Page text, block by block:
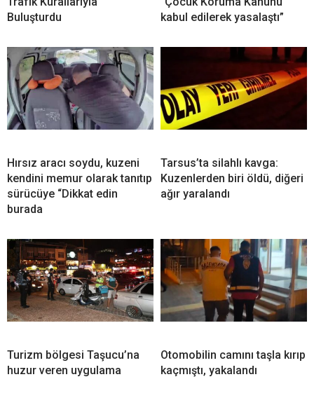
Buluşturdu
kabul edilerek yasalaştı”
Hırsız aracı soydu, kuzeni
kendini memur olarak tanıtıp
sürücüye “Dikkat edin
burada
Tarsus’ta silahlı kavga:
Kuzenlerden biri öldü, diğeri
ağır yaralandı
Turizm bölgesi Taşucu’na
huzur veren uygulama
Otomobilin camını taşla kırıp
kaçmıştı, yakalandı